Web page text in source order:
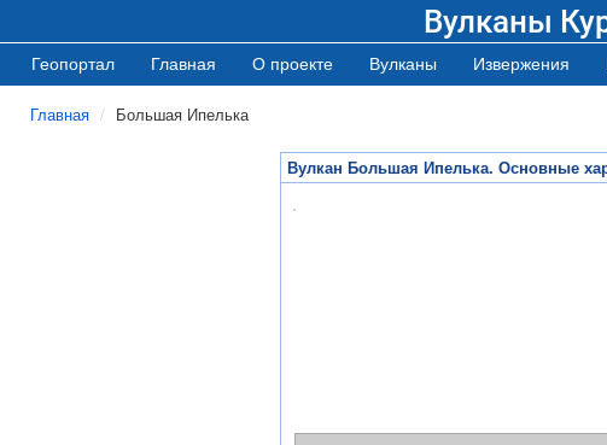
Вулканы
Геопортал Главная О проекте Вулканы Извержения
Главная Большая Ипелька
Вулкан Большая Ипелька. Основные